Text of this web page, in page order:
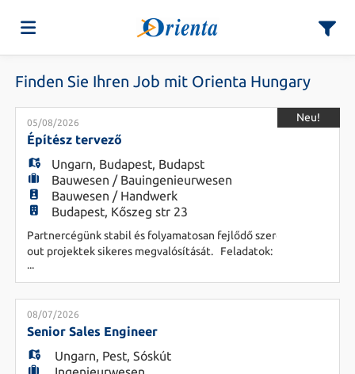
Home
Stellen
Lebenslauf
hochladen
Anmelden
Sprache
EN
Finden Sie Ihren Job mit Orienta Hungary
05/08/2026
Építész tervező
Ungarn, Budapest, Budapst
Bauwesen / Bauingenieurwesen
Bauwesen / Handwerk
Budapest, Kőszeg str 23
Partnercégünk stabil és folyamatosan fejlődő szereplője a hazai
out projektek sikeres megvalósítását. Feladatok:
- Fit
...
Neu!
08/07/2026
Senior Sales Engineer
Ungarn, Pest, Sóskút